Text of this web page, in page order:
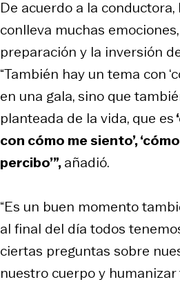
De acuerdo a la
conlleva muchas
preparación y la inversión
“También hay un tema con
en una gala, sino que
planteada de la vida, que es
con cómo me siento’,
percibo’”,añadió.
“Es un buen momento
al final del día todos
ciertas preguntas sobre
nuestro cuerpo y